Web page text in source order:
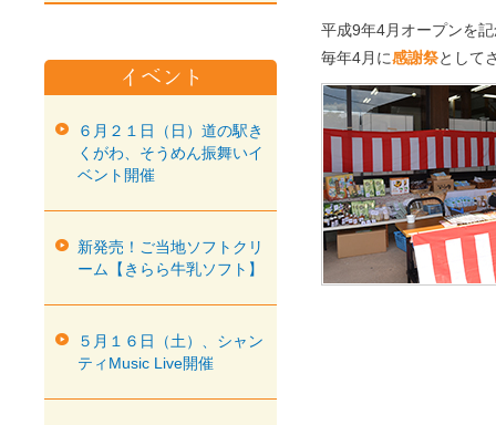
平成9年4月オープンを
毎年4月に感謝祭として
６月２１日（日）道の駅き
くがわ、そうめん振舞いイ
ベント開催
新発売！ご当地ソフトクリ
ーム【きらら牛乳ソフト】
５月１６日（土）、シャン
ティMusic Live開催